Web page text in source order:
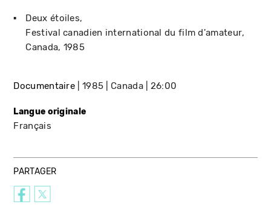
Deux étoiles
Festival canadien international du film d'amateur
Canada 1985
Documentaire 1985 Canada 26:00
Langue originale
Français
PARTAGER